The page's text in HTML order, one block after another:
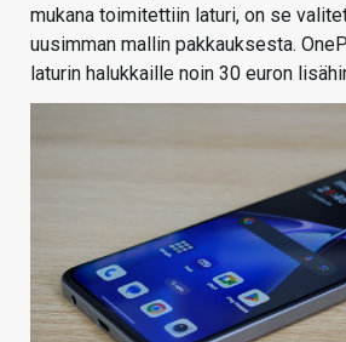
mukana toimitettiin laturi, on se
uusimman mallin pakkauksesta.
laturin halukkaille noin 30 euron